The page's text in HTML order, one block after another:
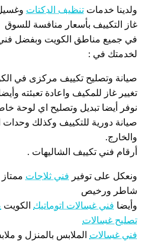
ولدينا خدمات تنظيف الدكتات
غاز التكييف بأسعار منافسة للسوق
في جميع مناطق الكويت وبفضل
لخدمتك في :
صيانة وتصليح تكييف مركزى في
تغيير غاز للمكيف واعادة تعبئته
نوفر أيضا تبديل وتصليح اي لوحة
صيانة دورية للتكييف وكذلك وحدات
والخارج.
أرقام فني تكييف الشاليهات .
ونعكل على توفير فني ثلاجات ممتاز
شاطر ورخيص
وأيضا فني غسالات اتوماتيك الكويت
تصليح غسالات
فني غسالات الملابس بالمنزل و